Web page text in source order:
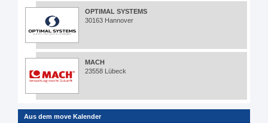
OPTIMAL SYSTEMS
30163 Hannover
MACH
23558 Lübeck
Aus dem move Kalender